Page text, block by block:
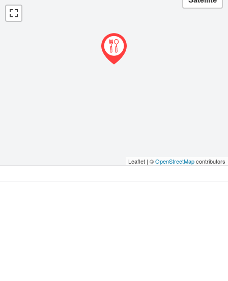
Leaflet | ©OpenStreetMapcontributors